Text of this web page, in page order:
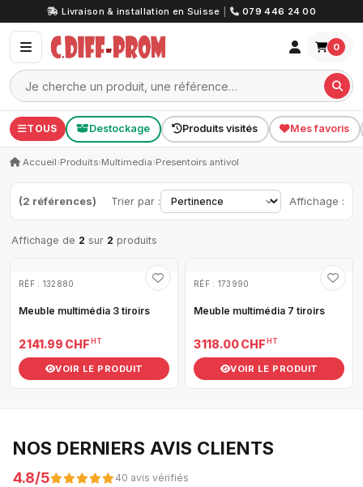
Livraison & installation en Suisse 079 446 24 00
0
TOUS Destockage Produits visités Mes favoris
Accueil›Produits›Multimedia›Presentoirs antivol
(2 références) Trier par : Affichage :
Affichage de 2 sur 2 produits
RÉF : 132880
Meuble multimédia 3 tiroirs
2 141.99 CHF HT
VOIR LE PRODUIT
RÉF : 173990
Meuble multimédia 7 tiroirs
3 118.00 CHF HT
VOIR LE PRODUIT
NOS DERNIERS AVIS CLIENTS
4.8/5 40 avis vérifiés